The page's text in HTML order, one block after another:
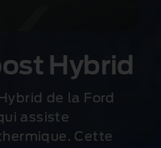
Hybrid
de la Ford
assiste
Cette